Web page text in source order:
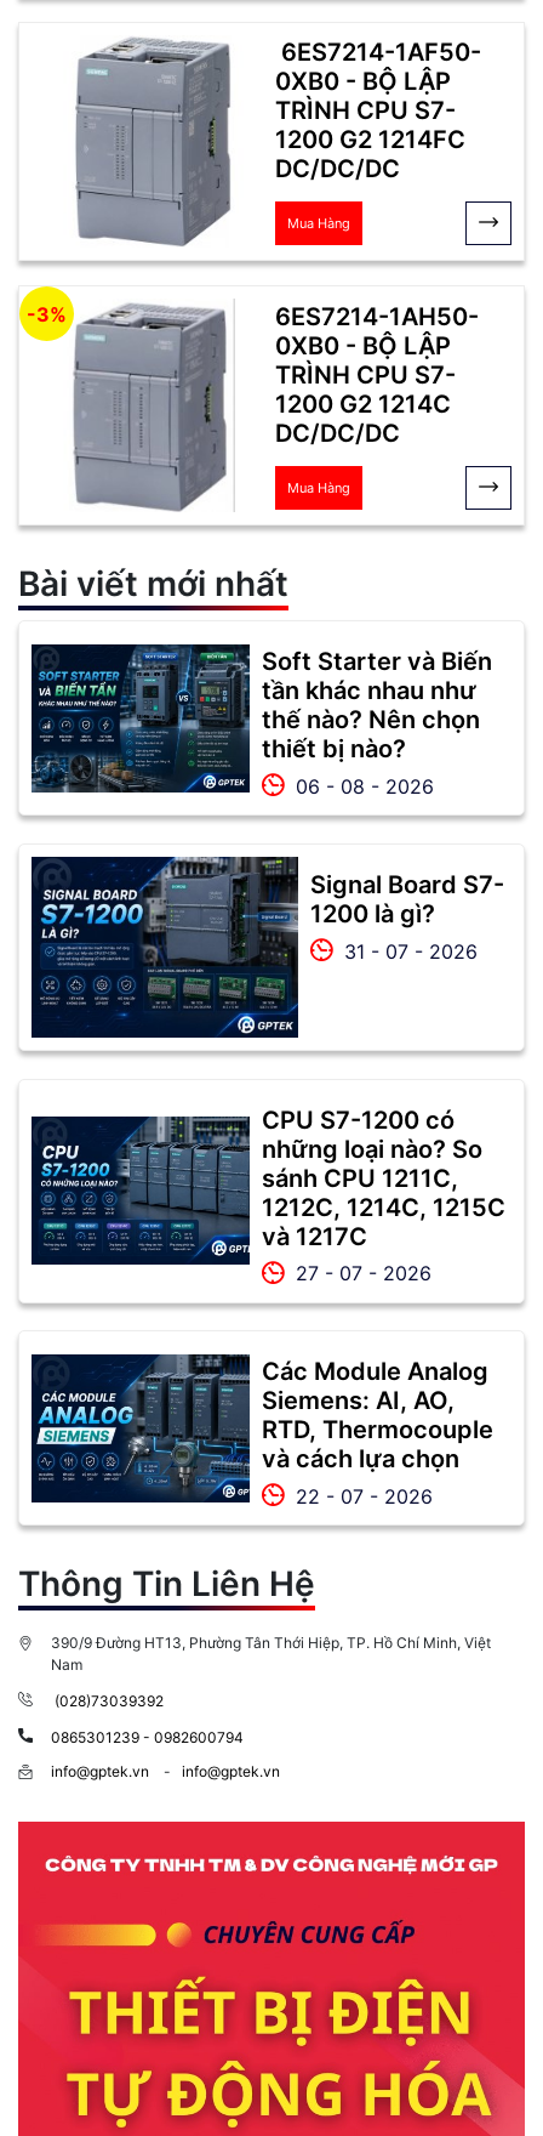
6ES7214-1AF50-
0XB0 - BỘ LẬP
TRÌNH CPU S7-
1200 G2 1214FC
DC/DC/DC
Mua Hàng
6ES7214-1AH50-
0XB0 - BỘ LẬP
TRÌNH CPU S7-
1200 G2 1214C
DC/DC/DC
-3%
Mua Hàng
Bài viết mới nhất
Soft Starter và Biến
tần khác nhau như
thế nào? Nên chọn
thiết bị nào?
06 - 08 - 2026
Signal Board S7-
1200 là gì?
31 - 07 - 2026
CPU S7-1200 có
những loại nào? So
sánh CPU 1211C,
1212C, 1214C, 1215C
và 1217C
27 - 07 - 2026
Các Module Analog
Siemens: AI, AO,
RTD, Thermocouple
và cách lựa chọn
22 - 07 - 2026
Thông Tin Liên Hệ
390/9 Đường HT13, Phường Tân Thới Hiệp, TP. Hồ Chí Minh, Việt
Nam
(028)73039392
0865301239 - 0982600794
info@gptek.vn
- info@gptek.vn